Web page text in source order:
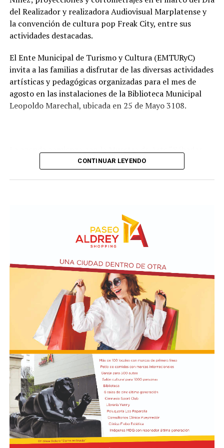
recorrido administrativo con la intervención de la
Comisión de Estudio de Ofertas y Adjudicación, que
tendrá a su cargo la evaluación de las propuestas
obra.
del Realizador y realizadora Audiovisual Marplatense y
la convención de cultura pop Freak City, entre sus
actividades destacadas.
El Ente Municipal de Turismo y Cultura (EMTURyC)
invita a las familias a disfrutar de las diversas actividades
artísticas y pedagógicas organizadas para el mes de
agosto en las instalaciones de la Biblioteca Municipal
Leopoldo Marechal, ubicada en 25 de Mayo 3108.
Culturales”, a cargo del grupo Cul Mardel, que se podrá
10 a 12 en la Biblioteca de Autores Marplatenses,
ubicada en el primer piso del edificio.
En relación al Ciclo Mes de la Niñez, este viernes 7 de
agosto a las 17:30 se presentarán “Los cuentos de
Charo” y la narración de poesías populares infantiles a
cargo de María del Rosario Gerez Martínez.
En tanto, el viernes 21 a las 17:30 se desarrollará “El
Cerebro Mágico: construyendo preguntas, respuestas y
circuitos”, a cargo de María Paula Algote. Se trata de un
taller práctico de arte, ciencia y tecnología en el que al
finalizar cada participante se lleva su propia creación
terminada. Es una actividad arancelada (incluye
materiales) destinada a niños a partir de los 6 años.
Los participantes menores de 8 años deberán asistir
acompañados por una persona adulta (menores
CONTINUAR LEYENDO